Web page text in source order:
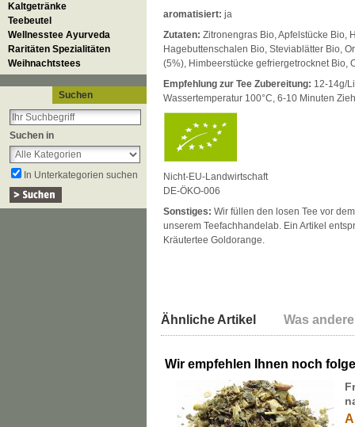
Kaltgetränke
Teebeutel
Wellnesstee Ayurveda
Raritäten Spezialitäten
Weihnachtstees
Suchen
Suchen in
In Unterkategorien suchen
aromatisiert: ja
Zutaten: Zitronengras Bio, Apfelstücke Bio,
Hagebuttenschalen Bio, Steviablätter Bio,
(5%), Himbeerstücke gefriergetrocknet Bio,
Empfehlung zur Tee Zubereitung: 12-14g/
Wassertemperatur 100°C, 6-10 Minuten
Nicht-EU-Landwirtschaft
DE-ÖKO-006
Sonstiges: Wir füllen den losen Tee vor
unserem Teefachhandelab. Ein Artikel
Kräutertee Goldorange.
Ähnliche Artikel Was
Wir empfehlen Ihnen noch